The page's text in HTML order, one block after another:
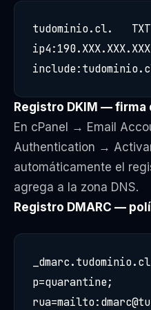
tudominio.cl.
ip4:190.XXX.XXX.XXX
Registro DKIM —
En cPanel → Email
Authentication →
automáticamente el
agrega a la zona DNS.
Registro DMARC —
p=quarantine;